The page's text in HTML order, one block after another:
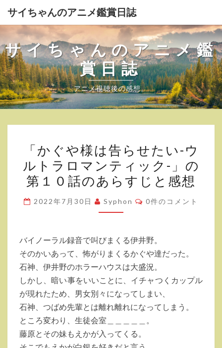
サイちゃんのアニメ鑑賞日誌
サイちゃんのアニメ鑑
賞日誌
アニメ視聴後の感想。
ぐ
や
様
告
た
い-
ウ
ル
ト
ラ
ロ
マ
「かぐや様は告らせたい-ウ
ルトラロマンティック-」の
第１０話のあらすじと感想
2022年7月30日 Syphon
コ
メ
0件のコメント
バイノーラル録音で叫びまくる伊井野。
そのかいあって、怖がりまくるかぐや達だった。
石神、伊井野のホラーハウスは大盛況。
しかし、暗い事をいいことに、イチャつくカップル
が現れたため、男女別々になってしまい、
石神、つばめ先輩とは離れ離れになってしまう。
ところ変わり、生徒会室＿＿＿＿＿。
藤原とその妹もえかが入ってくる。